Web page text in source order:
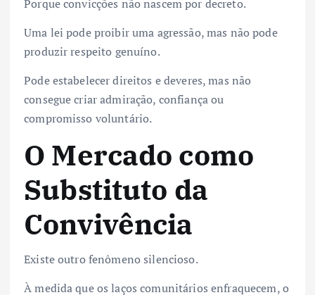
Porque convicções não nascem por decreto.
Uma lei pode proibir uma agressão, mas não pode
produzir respeito genuíno.
Pode estabelecer direitos e deveres, mas não
consegue criar admiração, confiança ou
compromisso voluntário.
O Mercado como
Substituto da
Convivência
Existe outro fenômeno silencioso.
À medida que os laços comunitários enfraquecem, o